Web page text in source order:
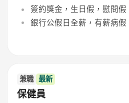
簽約獎金，生日假，慰問假
銀行公假日全薪，有薪病假
兼職 最新
保健員